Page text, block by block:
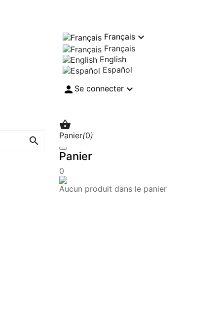
Français
Français
English
Español
 Se connecter


Panier(0)
Panier
0
Aucun produit dans le panier